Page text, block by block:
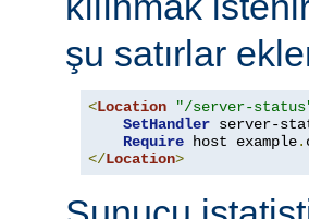
şu satırlar
<Location "/server-
SetHandler server-
Require host example.
</Location>